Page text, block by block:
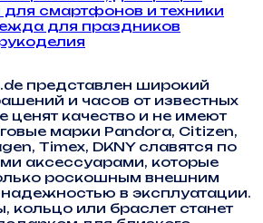
смартфонов и техники
для праздников
представлен широкий
и часов от известных
ценят качество и не имеют
марки Pandora, Citizen,
Timex, DKNY славятся по
аксессуарами, которые
роскошным внешним
в эксплуатации.
или браслет станет